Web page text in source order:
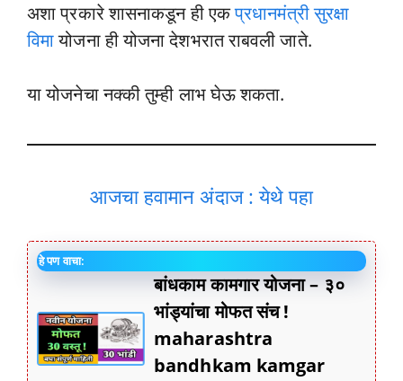
अशा प्रकारे शासनाकडून ही एकप्रधानमंत्री सुरक्षा
विमायोजना ही योजना देशभरात राबवली जाते.
या योजनेचा नक्की तुम्ही लाभ घेऊ शकता.
आजचा हवामान अंदाज : येथे पहा
हे पण वाचा:
बांधकाम कामगार योजना – ३०
भांड्यांचा मोफत संच !
maharashtra
bandhkam kamgar